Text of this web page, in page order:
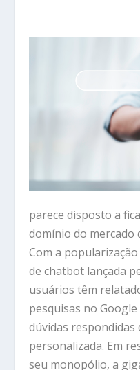
parece disposto a
domínio do mercado
Com a popularização
de chatbot lançada
usuários têm
pesquisas no
dúvidas respondidas
personalizada. Em
seu monopólio, a